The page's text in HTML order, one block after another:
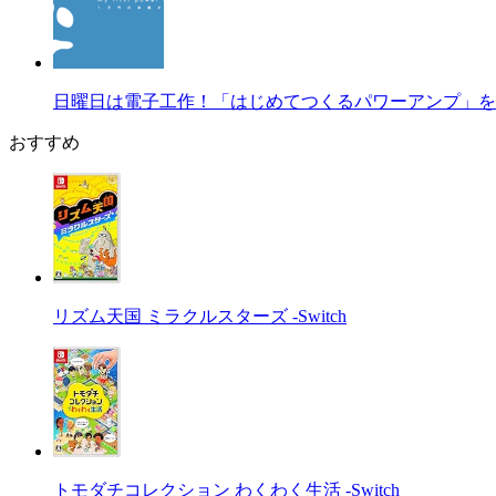
日曜日は電子工作！「はじめてつくるパワーアンプ」
おすすめ
リズム天国 ミラクルスターズ -Switch
トモダチコレクション わくわく生活 -Switch